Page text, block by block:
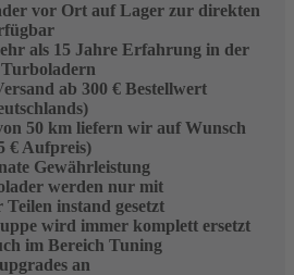
vor Ort auf Lager zur direkten
als 15 Jahre Erfahrung in der
ab 300 € Bestellwert
50 km liefern wir auf Wunsch
€ Aufpreis)
Gewährleistung
werden nur mit
instand gesetzt
wird immer komplett ersetzt
im Bereich Tuning
an